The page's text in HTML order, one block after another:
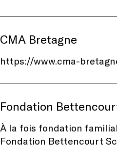
CMA Bretagne
https://www.cma-
Fondation
À la fois fondation
Fondation Bettencourt